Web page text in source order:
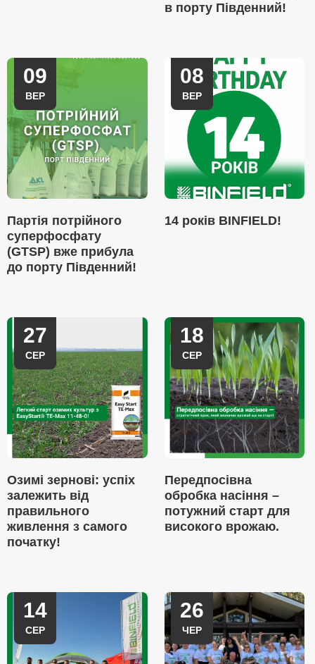
в порту Південний!
09
ВЕР
Партія потрійного
суперфосфату
(GTSP) вже прибула
до порту Південний!
08
ВЕР
14 років BINFIELD!
27
СЕР
Озимі зернові: успіх
залежить від
правильного
живлення з самого
початку!
18
СЕР
Передпосівна
обробка насіння –
потужний старт для
високого врожаю.
14
СЕР
26
ЧЕР